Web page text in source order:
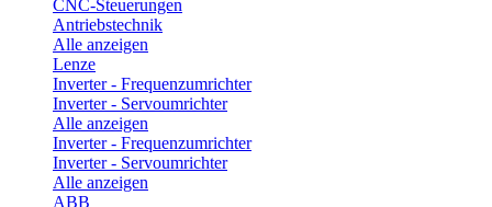
CNC-Steuerungen
Antriebstechnik
Alle anzeigen
Lenze
Inverter - Frequenzumrichter
Inverter - Servoumrichter
Alle anzeigen
Inverter - Frequenzumrichter
Inverter - Servoumrichter
Alle anzeigen
ABB